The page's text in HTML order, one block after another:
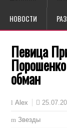
НОВОСТИ
Певица
обман
Alex
Звезды